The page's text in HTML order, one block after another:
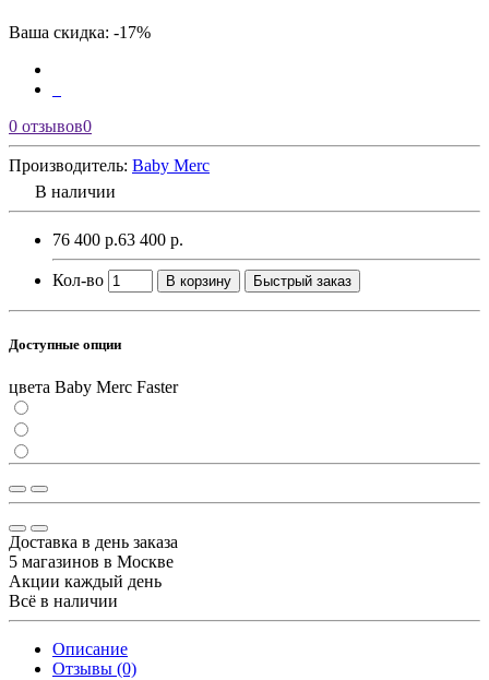
Ваша скидка: -17%
0 отзывов0
Производитель: Baby Merс
В наличии
76 400 р.63 400 р.
Кол-во В корзину Быстрый заказ
Доступные опции
цвета Baby Merc Faster
Доставка в день заказа
5 магазинов в Москве
Акции каждый день
Всё в наличии
Описание
Отзывы (0)